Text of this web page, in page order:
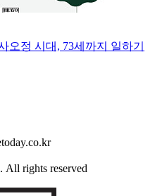
오정 시대, 73세까지 일하기
. All rights reserved